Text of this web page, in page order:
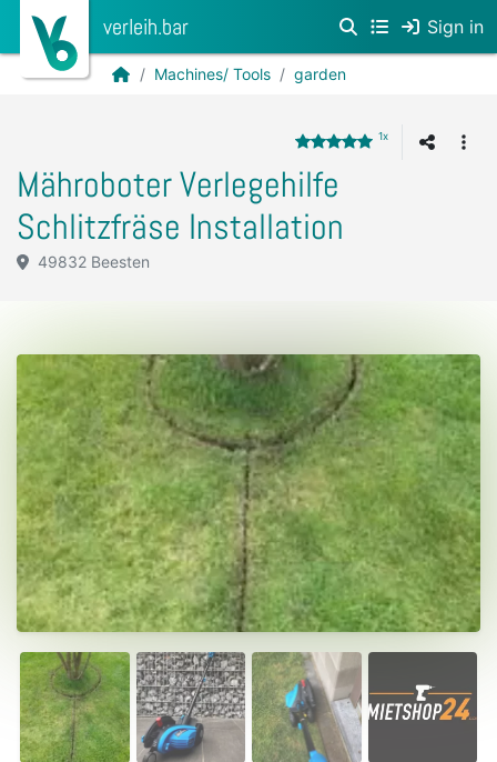
verleih.bar Sign in
Machines/ Tools garden
Mähroboter Verlegehilfe
Schlitzfräse Installation
1x
49832 Beesten